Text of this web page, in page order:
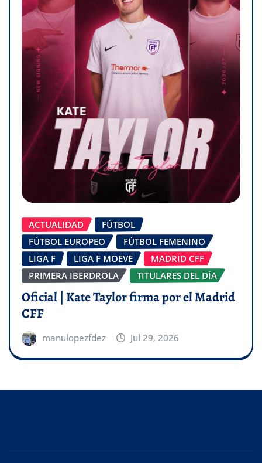
ACTUALIDAD
FÚTBOL
FÚTBOL EUROPEO
FÚTBOL FEMENINO
LIGA F
LIGA F MOEVE
MADRID CFF
PRIMERA IBERDROLA
TITULARES DEL DÍA
Oficial | Kate Taylor firma por el Madrid
CFF
manulopezfdez Jul 29, 2026